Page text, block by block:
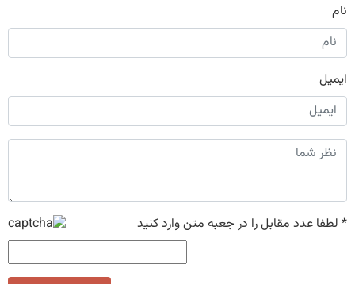
نام
ایمیل
* لطفا عدد مقابل را در جعبه متن وارد کنید